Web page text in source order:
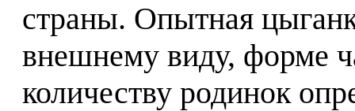
страны. Опытная
внешнему виду, форме
количеству родинок